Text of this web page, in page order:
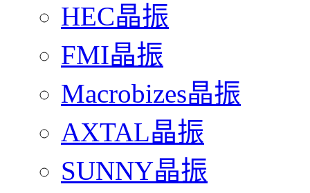
HEC晶振
FMI晶振
Macrobizes晶振
AXTAL晶振
SUNNY晶振